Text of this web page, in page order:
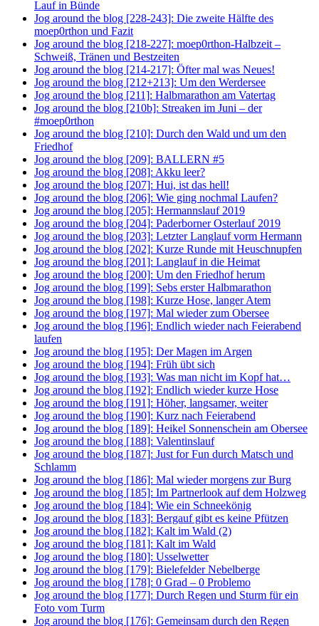
Lauf in Bünde
Jog around the blog [228-243]: Die zweite Hälfte des
moep0rthon und Fazit
Jog around the blog [218-227]: moep0rthon-Halbzeit –
Schweiß, Tränen und Bestzeiten
Jog around the blog [214-217]: Öfter mal was Neues!
Jog around the blog [212+213]: Um den Werdersee
Jog around the blog [211]: Halbmarathon am Vatertag
Jog around the blog [210b]: Streaken im Juni – der
#moep0rthon
Jog around the blog [210]: Durch den Wald und um den
Friedhof
Jog around the blog [209]: BALLERN #5
Jog around the blog [208]: Akku leer?
Jog around the blog [207]: Hui, ist das hell!
Jog around the blog [206]: Wie ging nochmal Laufen?
Jog around the blog [205]: Hermannslauf 2019
Jog around the blog [204]: Paderborner Osterlauf 2019
Jog around the blog [203]: Letzter Langlauf vorm Hermann
Jog around the blog [202]: Kurze Runde mit Heuschnupfen
Jog around the blog [201]: Langlauf in die Heimat
Jog around the blog [200]: Um den Friedhof herum
Jog around the blog [199]: Sebs erster Halbmarathon
Jog around the blog [198]: Kurze Hose, langer Atem
Jog around the blog [197]: Mal wieder zum Obersee
Jog around the blog [196]: Endlich wieder nach Feierabend
laufen
Jog around the blog [195]: Der Magen im Argen
Jog around the blog [194]: Früh übt sich
Jog around the blog [193]: Was man nicht im Kopf hat…
Jog around the blog [192]: Endlich wieder kurze Hose
Jog around the blog [191]: Höher, langsamer, weiter
Jog around the blog [190]: Kurz nach Feierabend
Jog around the blog [189]: Heikel Sonnenschein am Obersee
Jog around the blog [188]: Valentinslauf
Jog around the blog [187]: Just for Fun durch Matsch und
Schlamm
Jog around the blog [186]: Mal wieder morgens zur Burg
Jog around the blog [185]: Im Partnerlook auf dem Holzweg
Jog around the blog [184]: Wie ein Schneekönig
Jog around the blog [183]: Bergauf gibt es keine Pfützen
Jog around the blog [182]: Kalt im Wald (2)
Jog around the blog [181]: Kalt im Wald
Jog around the blog [180]: Usselwetter
Jog around the blog [179]: Bielefelder Nebelberge
Jog around the blog [178]: 0 Grad – 0 Problemo
Jog around the blog [177]: Durch Regen und Sturm für ein
Foto vom Turm
Jog around the blog [176]: Gemeinsam durch den Regen